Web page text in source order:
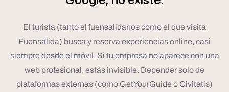
El turista (tanto el fuensalidanos como el que visita
Fuensalida) busca y reserva experiencias online, casi
siempre desde el móvil. Si tu empresa no aparece con una
web profesional, estás invisible. Depender solo de
plataformas externas (como GetYourGuide o Civitatis)